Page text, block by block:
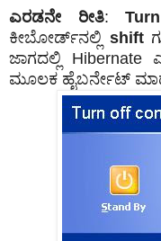
ಎರಡನೇ ರೀತಿ:
ಕೀಬೋರ್ಡ್‌ನಲ್ಲಿ shift
ಜಾಗದಲ್ಲಿ Hibernate
ಮೂಲಕ ಹೈಬರ್ನೇಟ್